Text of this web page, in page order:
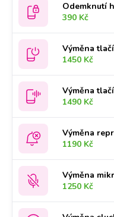
Odemknutí
390 Kč
Výměna
1450 Kč
Výměna
1490 Kč
Výměna
1190 Kč
Výměna
1250 Kč